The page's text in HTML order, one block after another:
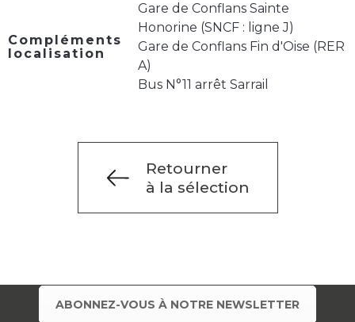
Compléments
localisation
Gare de Conflans Sainte
Honorine (SNCF : ligne J)
Gare de Conflans Fin d'Oise (RER
A)
Bus N°11 arrêt Sarrail
Retourner
à la sélection
ABONNEZ-VOUS À NOTRE NEWSLETTER